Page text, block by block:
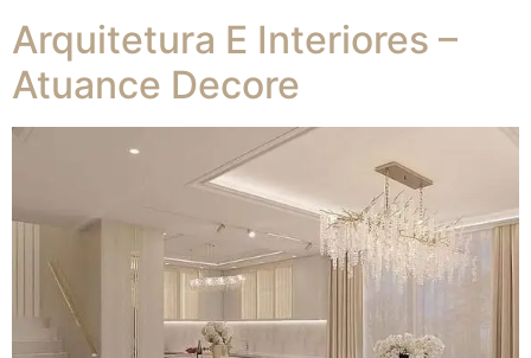
Arquitetura E Interiores –
Atuance Decore